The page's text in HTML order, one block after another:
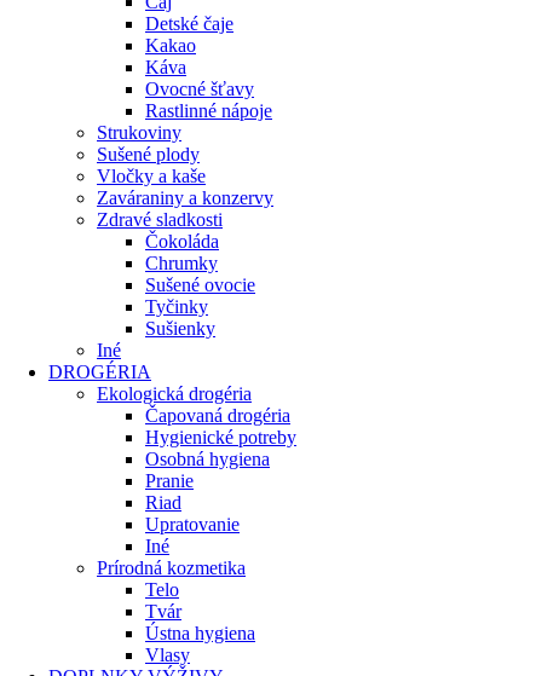
Detské čaje
Kakao
Káva
Ovocné šťavy
Rastlinné nápoje
Strukoviny
Sušené plody
Vločky a kaše
Zaváraniny a konzervy
Zdravé sladkosti
Čokoláda
Chrumky
Sušené ovocie
Tyčinky
Sušienky
Iné
DROGÉRIA
Ekologická drogéria
Čapovaná drogéria
Hygienické potreby
Osobná hygiena
Pranie
Riad
Upratovanie
Iné
Prírodná kozmetika
Telo
Tvár
Ústna hygiena
Vlasy